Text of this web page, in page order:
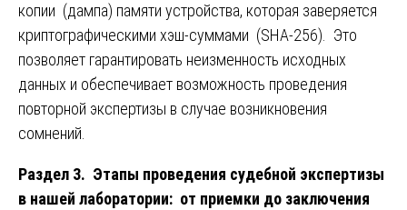
копии (дампа) памяти устройства, которая заверяется
криптографическими хэш-суммами (SHA-256). Это
позволяет гарантировать неизменность исходных
данных и обеспечивает возможность проведения
повторной экспертизы в случае возникновения
сомнений.
Раздел 3. Этапы проведения судебной экспертизы
в нашей лаборатории: от приемки до заключения